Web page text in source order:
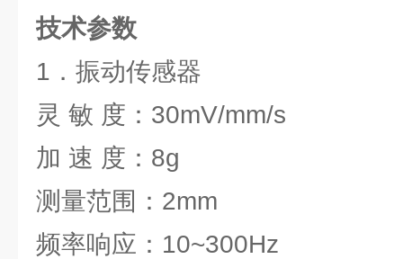
技术参数
1．振动传感器
灵 敏 度：30mV/mm/s
加 速 度：8g
测量范围：2mm
频率响应：10~300Hz